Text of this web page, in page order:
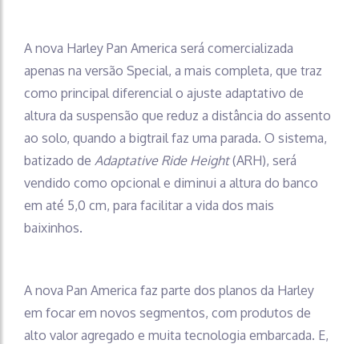
A nova Harley Pan America será comercializada
apenas na versão Special, a mais completa, que traz
como principal diferencial o ajuste adaptativo de
altura da suspensão que reduz a distância do assento
ao solo, quando a bigtrail faz uma parada. O sistema,
batizado de Adaptative Ride Height(ARH), será
vendido como opcional e diminui a altura do banco
em até 5,0 cm, para facilitar a vida dos mais
baixinhos.
A nova Pan America faz parte dos planos da Harley
em focar em novos segmentos, com produtos de
alto valor agregado e muita tecnologia embarcada. E,